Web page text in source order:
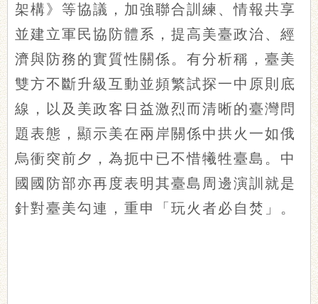
架構》等協議，加強聯合訓練、情報共享
並建立軍民協防體系，提高美臺政治、經
濟與防務的實質性關係。有分析稱，臺美
雙方不斷升級互動並頻繁試探一中原則底
線，以及美政客日益激烈而清晰的臺灣問
題表態，顯示美在兩岸關係中拱火一如俄
烏衝突前夕，為扼中已不惜犧牲臺島。中
國國防部亦再度表明其臺島周邊演訓就是
針對臺美勾連，重申「玩火者必自焚」。